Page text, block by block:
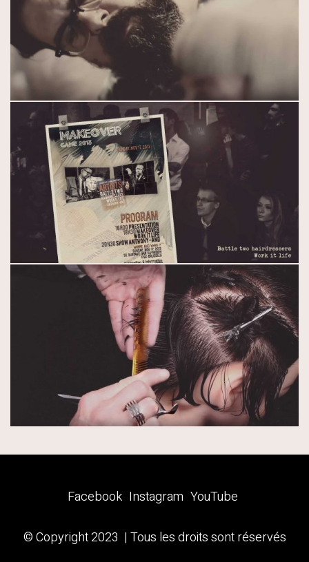
Facebook Instagram YouTube
© Copyright 2023 | Tous les droits sont réservés